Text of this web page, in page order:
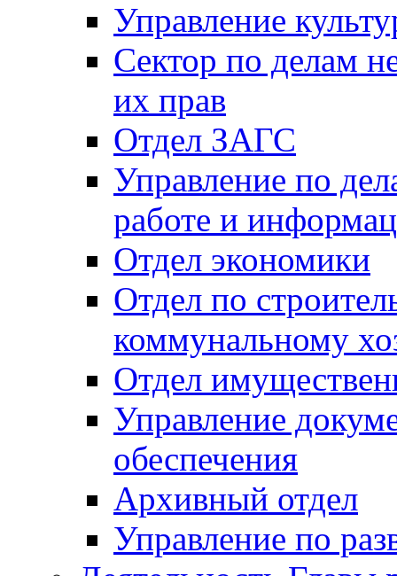
Управление
Сектор по делам
их прав
Отдел ЗАГС
Управление по
работе и
Отдел экономики
Отдел по
коммунальному
Отдел
Управление
обеспечения
Архивный отдел
Управление по